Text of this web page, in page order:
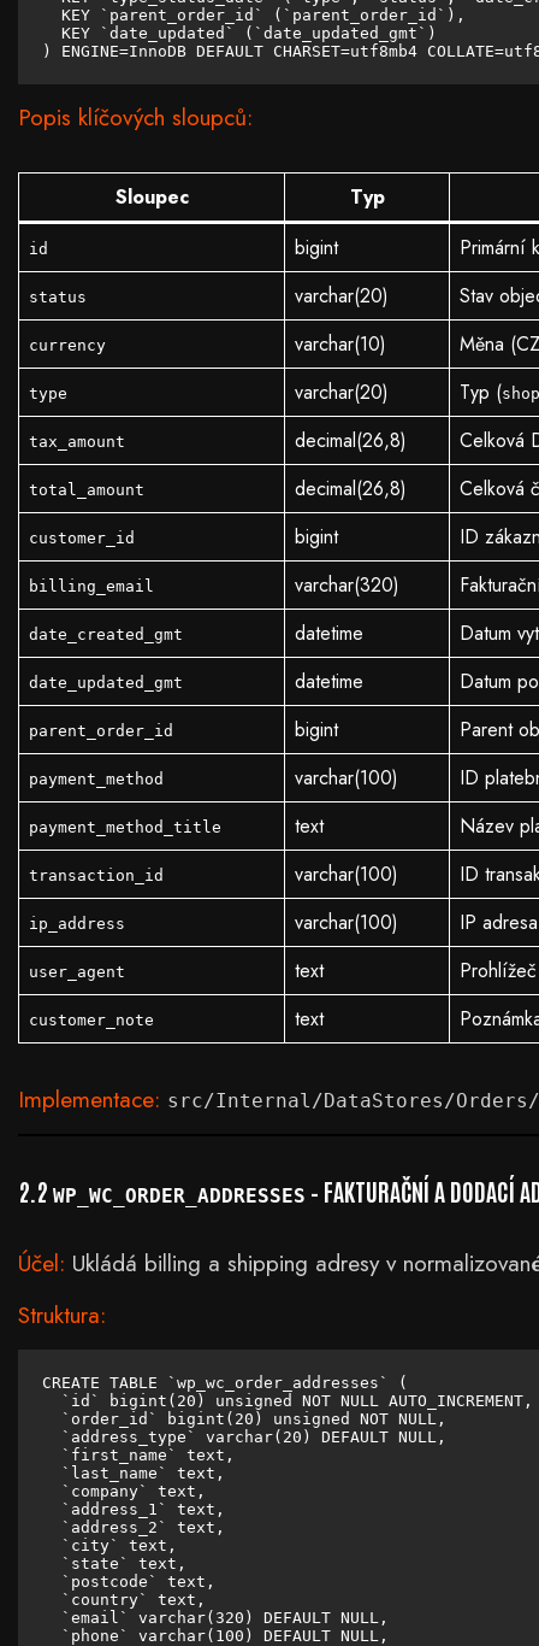
  KEY `parent_order_id` (`parent_order_id`),
  KEY `date_updated` (`date_updated_gmt`)
) ENGINE=InnoDB DEFAULT CHARSET=utf8mb4
Popis klíčových sloupců:
Sloupec Typ
id bigint Primární
status varchar(20) Stav
currency varchar(10) Měna
type varchar(20) Typ (
tax_amount decimal(26,8) Celková
total_amount decimal(26,8) Celková
customer_id bigint ID
billing_email varchar(320)
date_created_gmt datetime Datum
date_updated_gmt datetime Datum
parent_order_id bigint Parent
payment_method varchar(100) ID
payment_method_title text Název
transaction_id varchar(100) ID
ip_address varchar(100) IP
user_agent text
customer_note text
Implementace: src/Internal/DataStores/Orders/
2.2 WP_WC_ORDER_ADDRESSES – FAKTURAČNÍ A DODACÍ
Účel: Ukládá billing a shipping adresy v
Struktura:
CREATE TABLE `wp_wc_order_addresses` (
  `id` bigint(20) unsigned NOT NULL AUTO_INCREMENT,
  `order_id` bigint(20) unsigned NOT NULL,
  `address_type` varchar(20) DEFAULT NULL,
  `first_name` text,
  `last_name` text,
  `company` text,
  `address_1` text,
  `address_2` text,
  `city` text,
  `state` text,
  `postcode` text,
  `country` text,
  `email` varchar(320) DEFAULT NULL,
  `phone` varchar(100) DEFAULT NULL,